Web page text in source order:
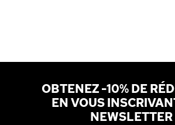
OBTENEZ -10% DE
EN VOUS
NEWSLETTER